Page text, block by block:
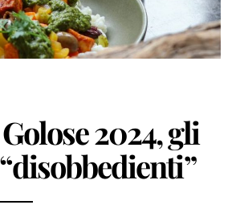
2024, gli